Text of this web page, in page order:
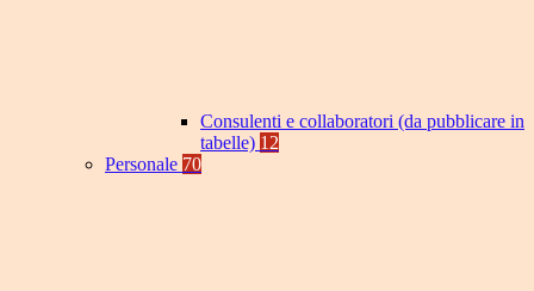
Consulenti e collaboratori (da pubblicare in
tabelle) 12
Personale 70